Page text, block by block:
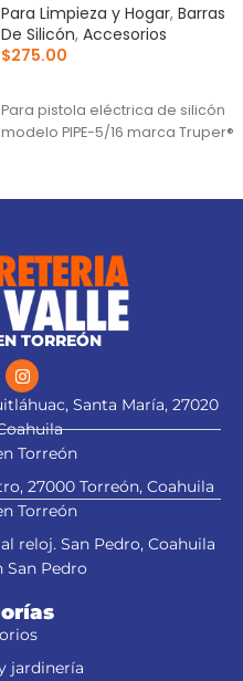
Para Limpieza y Hogar, Barras
De Silicón, Accesorios
$275.00
Para pistola eléctrica de silicón
modelo PIPE-5/16 marca Truper®
TORREÓN
Santa María, 27020
Torreón
27000 Torreón, Coahuila
Torreón
reloj. San Pedro, Coahuila
San Pedro
jardinería